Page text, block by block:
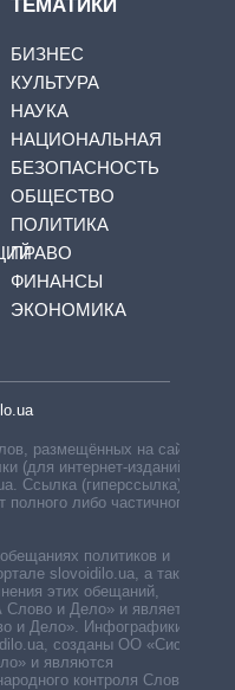
ТЕМАТИКИ
БИЗНЕС
КУЛЬТУРА
НАУКА
НАЦИОНАЛЬНАЯ
БЕЗОПАСНОСТЬ
ОБЩЕСТВО
ПОЛИТИКА
ПРАВО
ФИНАНСЫ
ЭКОНОМИКА
размещённых на сайте,
(для интернет-изданий —
Ссылка (гиперссылка)
либо частичного
политиков и
slovoidilo.ua, а также
этих обещаний,
и Дело» и является
и Дело». Инфографики,
созданы ОО «Система
и являются
контроля Слово и